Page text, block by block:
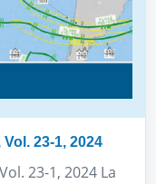
23-1, 2024
23-1, 2024 La